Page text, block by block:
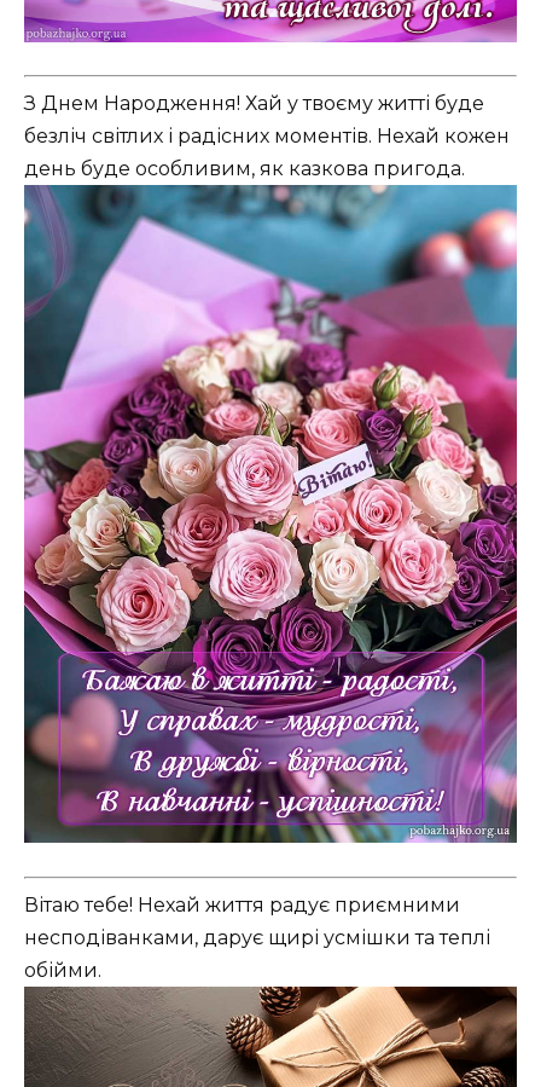
З Днем Народження! Хай у твоєму житті буде
безліч світлих і радісних моментів. Нехай кожен
день буде особливим, як казкова пригода.
Вітаю тебе! Нехай життя радує приємними
несподіванками, дарує щирі усмішки та теплі
обійми.